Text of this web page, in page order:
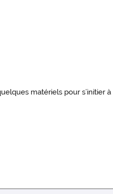
matériels pour s’initier